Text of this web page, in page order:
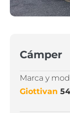
Cámper
Marca y
Giottivan